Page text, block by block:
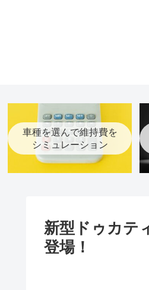
車種を選んで維持費を
シミュレーション
新型ドゥカテ
登場！